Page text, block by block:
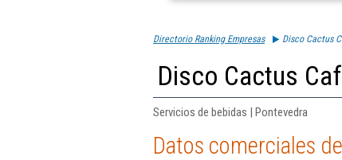
Directorio Ranking Empresas Disco Cactus
Disco Cactus
Servicios de bebidas | Pontevedra
Datos comerciales